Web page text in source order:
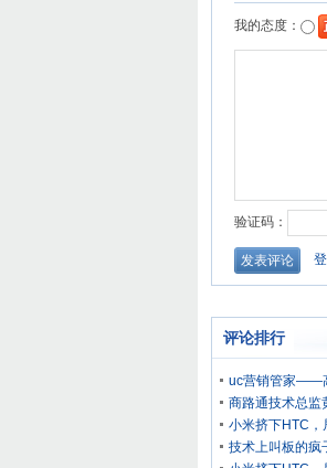
评论排行
uc营销管家——
商路通技术总监
小米挤下HTC，
技术上叫板的疯